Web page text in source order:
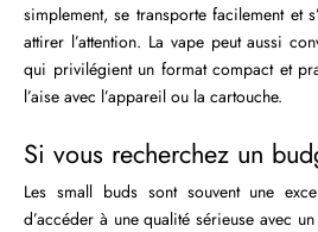
simplement, se transporte facilement et
attirer l’attention. La vape peut aussi
qui privilégient un format compact et
l’aise avec l’appareil ou la cartouche.
Si vous recherchez un
Les small buds sont souvent une
d’accéder à une qualité sérieuse avec